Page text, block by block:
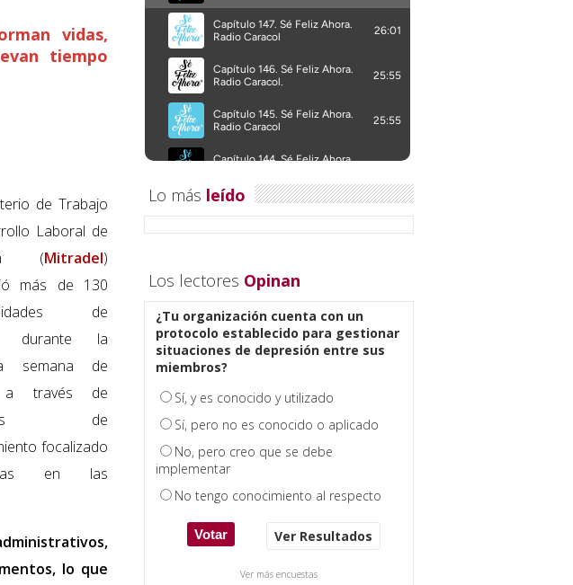
vidas,
tiempo
de Trabajo
Laboral de
(Mitradel)
más de 130
de
durante la
semana de
a través de
de
focalizado
en las
lo que
Lo más leído
Los lectores Opinan
¿Tu organización cuenta con un
protocolo establecido para gestionar
situaciones de depresión entre sus
miembros?
Sí, y es conocido y utilizado
Sí, pero no es conocido o aplicado
No, pero creo que se debe
implementar
No tengo conocimiento al respecto
Ver Resultados
Ver más encuestas